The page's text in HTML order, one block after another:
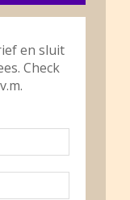
en sluit
Check